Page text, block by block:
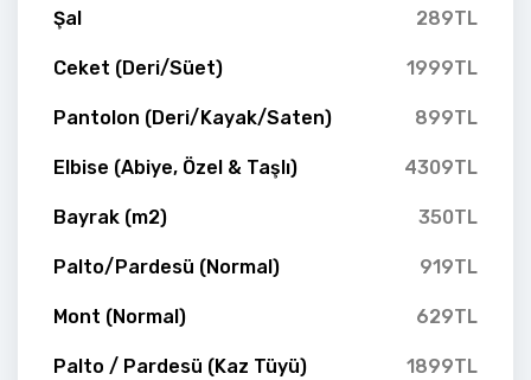
Şal 289TL
Ceket (Deri/Süet) 1999TL
Pantolon (Deri/Kayak/Saten) 899TL
Elbise (Abiye, Özel & Taşlı) 4309TL
Bayrak (m2) 350TL
Palto/Pardesü (Normal) 919TL
Mont (Normal) 629TL
Palto / Pardesü (Kaz Tüyü) 1899TL